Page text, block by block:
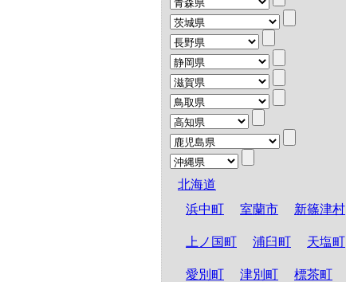
北海道
浜中町
室蘭市 新篠津村
上ノ国町 浦臼町 天塩町
愛別町 津別町 標茶町